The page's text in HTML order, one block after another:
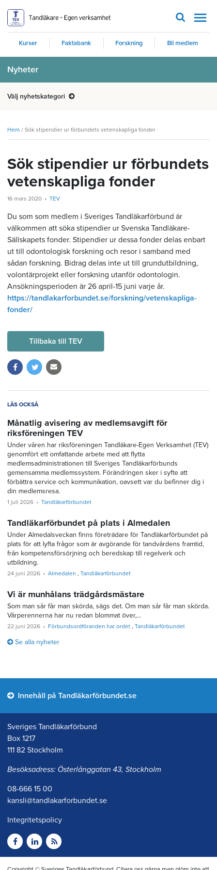
Kurser Faktabank Forskning Bli medlem
Nyheter
Välj nyhetskategori
Hem / Sök stipendier ur förbundets vetenskapliga fonder
Sök stipendier ur förbundets
vetenskapliga fonder
16 mars 2020 TEV
Du som som medlem i Sveriges Tandläkarförbund är
välkommen att söka stipendier ur Svenska Tandläkare-
Sällskapets fonder. Stipendier ur dessa fonder delas enbart
ut till odontologisk forskning och resor i samband med
sådan forskning. Bidrag delas inte ut till grundutbildning,
volontärprojekt eller forskning utanför odontologin.
Ansökningsperioden är 26 april-15 juni varje år.
https://tandlakarforbundet.se/forskning/vetenskapliga-
fonder/
Tillbaka till TEV
LÄS OCKSÅ
Månatlig avisering av medlemsavgift för
riksföreningen TEV
Under våren har riksföreningen Tandläkare-Egen Verksamhet (TEV)
genomfört ett omfattande arbete med att flytta
medlemsadministrationen till Sveriges Tandläkarförbunds
gemensamma medlemssystem. Förändringen sker i syfte att
förbättra service och kommunikation, oavsett var du befinner dig i
din medlemsresa.
1 juli 2026 Tandläkarförbundet
Tandläkarförbundet på plats i Almedalen
Under Almedalsveckan finns företrädare för Tandläkarförbundet på
plats för att lyfta frågor som är avgörande för tandvårdens framtid,
från kompetensförsörjning och beredskap till regelverk och
utbildning.
24 juni 2026 Almedalen Tandläkarförbundet
Vi är munhålans trädgårdsmästare
Som man sår får man skörda, sägs det. Om man sår får man skörda.
Vårperennerna har nu redan blommat över,…
22 juni 2026 Förbundsordföranden har ordet Tandläkarförbundet
Se alla nyheter
Innehåll på Tandläkarförbundet.se
Sveriges Tandläkarförbund
Box 1217
111 82 Stockholm
Besöksadress: Österlånggatan 43, Stockholm
08-666 15 00
kansli@tandlakarforbundet.se
Integritetspolicy